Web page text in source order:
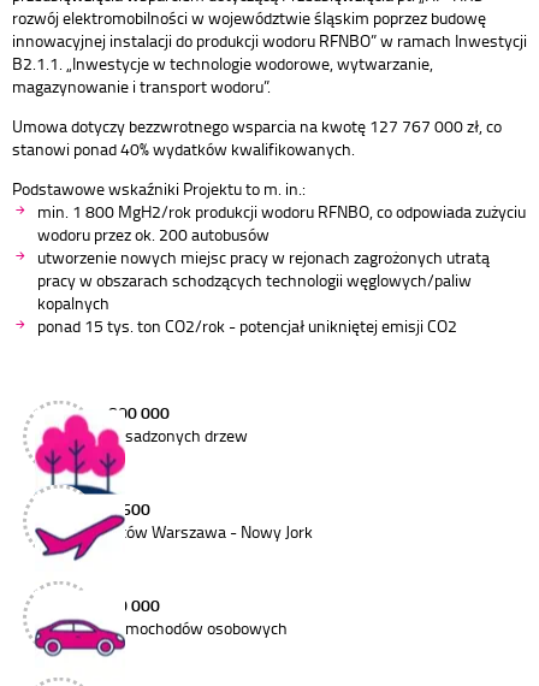
rozwój elektromobilności w województwie śląskim poprzez budowę
innowacyjnej instalacji do produkcji wodoru RFNBO” w ramach Inwestycji
B2.1.1. „Inwestycje w technologie wodorowe, wytwarzanie,
magazynowanie i transport wodoru”.
Umowa dotyczy bezzwrotnego wsparcia na kwotę 127 767 000 zł, co
stanowi ponad 40% wydatków kwalifikowanych.
Podstawowe wskaźniki Projektu to m. in.:
min. 1 800 MgH2/rok produkcji wodoru RFNBO, co odpowiada zużyciu
wodoru przez ok. 200 autobusów
utworzenie nowych miejsc pracy w rejonach zagrożonych utratą
pracy w obszarach schodzących technologii węglowych/paliw
kopalnych
ponad 15 tys. ton CO2/rok - potencjał unikniętej emisji CO2
800 000
posadzonych drzew
1 600
lotów Warszawa - Nowy Jork
10 000
samochodów osobowych